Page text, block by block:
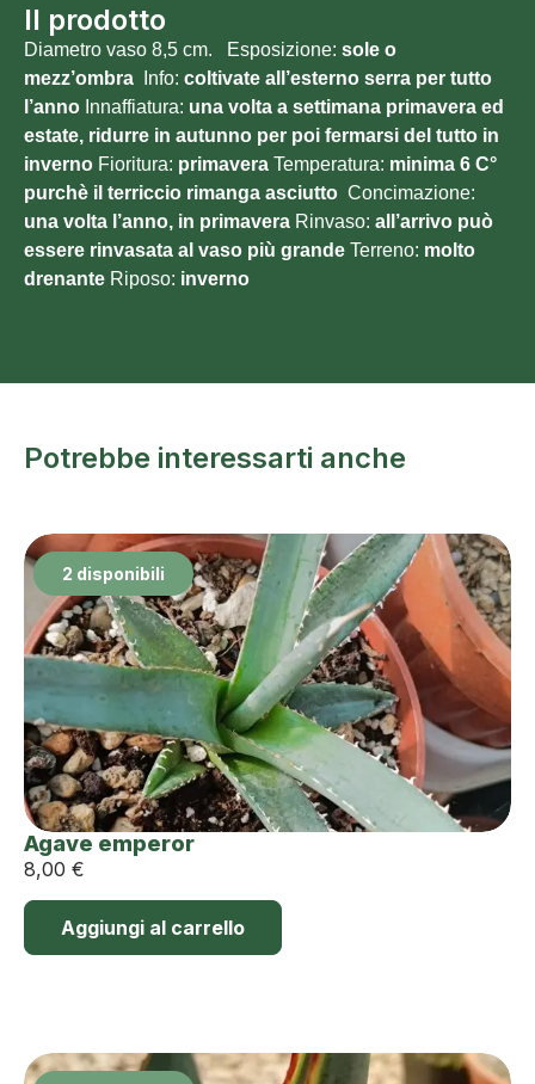
Il prodotto
Diametro vaso 8,5 cm. Esposizione: sole o
mezz’ombra
Info: coltivate all’esterno serra per tutto
l’anno Innaffiatura: una volta a settimana primavera ed
estate, ridurre in autunno per poi fermarsi del tutto in
inverno Fioritura: primavera Temperatura: minima 6 C°
purchè il terriccio rimanga asciutto Concimazione:
una volta l’anno, in primavera Rinvaso: all’arrivo può
essere rinvasata al vaso più grande Terreno: molto
drenante Riposo: inverno
Potrebbe interessarti anche
2 disponibili
Agave emperor
8,00 €
Aggiungi al carrello